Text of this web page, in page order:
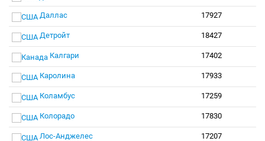
Даллас 17927
Детройт 18427
Калгари 17402
Каролина 17933
Коламбус 17259
Колорадо 17830
Лос-Анджелес 17207